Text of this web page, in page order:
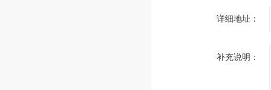
详细地址：
补充说明：